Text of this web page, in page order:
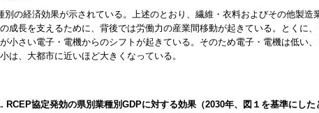
別の経済効果が示されている。上述のとおり、繊維・衣料およびその他製造
成長を支えるために、背後では労働力の産業間移動が起きている。とくに
小さい電子・電機からのシフトが起きている。そのため電子・電機は低い
は、大都市に近いほど大きくなっている。
RCEP協定発効の県別業種別GDPに対する効果（2030年、図１を基準にした